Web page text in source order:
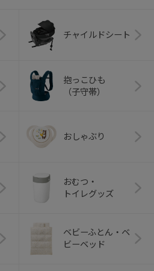
チャイルドシート
抱っこひも
（子守帯）
おしゃぶり
おむつ・
トイレグッズ
ベビーふとん・ベ
ビーベッド